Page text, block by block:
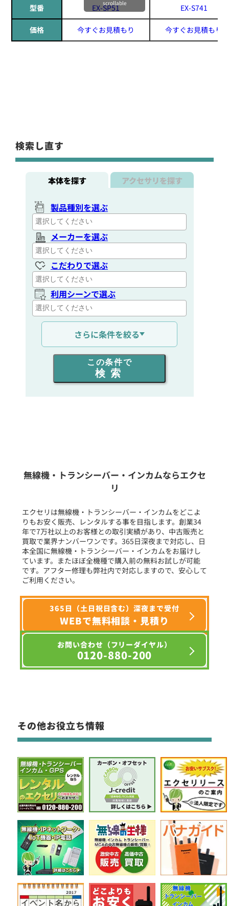
型番 EX-SP51 EX-S741
価格 今すぐお見積もり 今すぐお見積もり
scrollable
検索し直す
本体を探す アクセサリを探す
製品種別を選ぶ
メーカーを選ぶ
こだわりで選ぶ
利用シーンで選ぶ
通信距離を選ぶ
出力を選ぶ
同時通話人数を選ぶ
フリーワード入力(製品名等)
選択条件をリセット
さらに条件を絞る
この条件で
検索
無線機・トランシーバー・インカムならエクセ
リ
エクセリは無線機・トランシーバー・インカムをどこよ
りもお安く販売、レンタルする事を目指します。創業34
年で7万社以上のお客様との取引実績があり、中古販売と
買取で業界ナンバーワンです。365日深夜まで対応し、日
本全国に無線機・トランシーバー・インカムをお届けし
ています。またほぼ全機種で購入前の無料お試しが可能
です。アフター修理も弊社内で対応しますので、安心して
ご利用ください。
365日（土日祝日含む）深夜まで受付
WEBで無料相談・見積り
お問い合わせ（フリーダイヤル）
0120-880-200
その他お役立ち情報